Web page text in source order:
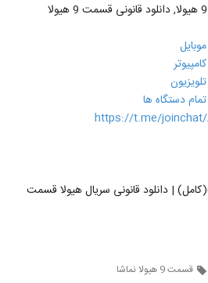
https://t.me/joinchat/
قسمت 9 (قانونی)(کامل) | دانلود قانونی سریال هیولا قسمت
قسمت 9 هیولا نماشا